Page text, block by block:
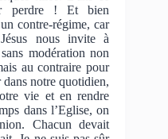
perdre ! Et bien
contre-régime, car
nous invite à
modération non
au contraire pour
notre quotidien,
vie et en rendre
dans l’Eglise, on
Chacun devait